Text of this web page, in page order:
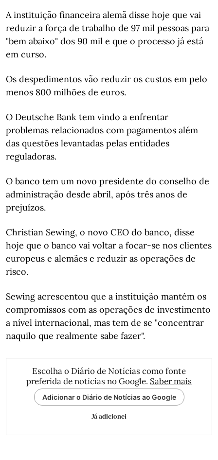
A instituição financeira alemã disse hoje que vai
reduzir a força de trabalho de 97 mil pessoas para
"bem abaixo" dos 90 mil e que o processo já está
em curso.
Os despedimentos vão reduzir os custos em pelo
menos 800 milhões de euros.
O Deutsche Bank tem vindo a enfrentar
problemas relacionados com pagamentos além
das questões levantadas pelas entidades
reguladoras.
O banco tem um novo presidente do conselho de
administração desde abril, após três anos de
prejuízos.
Christian Sewing, o novo CEO do banco, disse
hoje que o banco vai voltar a focar-se nos clientes
europeus e alemães e reduzir as operações de
risco.
Sewing acrescentou que a instituição mantém os
compromissos com as operações de investimento
a nível internacional, mas tem de se "concentrar
naquilo que realmente sabe fazer".
Escolha o Diário de Notícias como fonte
preferida de notícias no Google. Saber mais
Adicionar o Diário de Notícias ao Google
Já adicionei